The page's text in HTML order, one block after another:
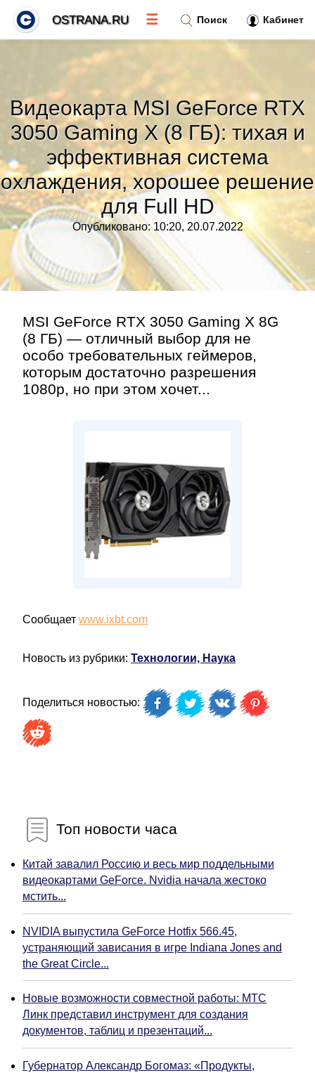
Видеокарта MSI GeForce RTX
3050 Gaming X (8 ГБ): тихая и
эффективная система
охлаждения, хорошее решение
для Full HD
Опубликовано: 10:20, 20.07.2022
MSI GeForce RTX 3050 Gaming X 8G
(8 ГБ) — отличный выбор для не
особо требовательных геймеров,
которым достаточно разрешения
1080р, но при этом хочет...
Сообщает www.ixbt.com
Новость из рубрики: Технологии, Наука
Поделиться новостью:
Топ новости часа
Китай завалил Россию и весь мир поддельными
видеокартами GeForce. Nvidia начала жестоко
мстить...
NVIDIA выпустила GeForce Hotfix 566.45,
устраняющий зависания в игре Indiana Jones and
the Great Circle...
Новые возможности совместной работы: МТС
Линк представил инструмент для создания
документов, таблиц и презентаций...
Губернатор Александр Богомаз: «Продукты,
Поиск Кабинет
OSTRANA.RU ☰
Тренды новостей»
Рубрики»
Правила
Контакт